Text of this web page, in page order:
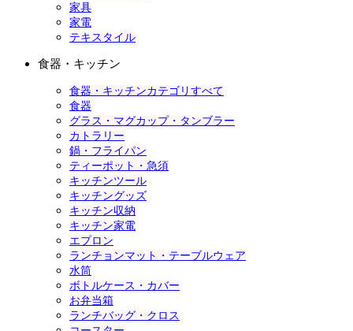
家具
家電
テキスタイル
食器・キッチン
食器・キッチンカテゴリすべて
食器
グラス・マグカップ・タンブラー
カトラリー
鍋・フライパン
ティーポット・急須
キッチンツール
キッチングッズ
キッチン収納
キッチン家電
エプロン
ランチョンマット・テーブルウェア
水筒
ボトルケース・カバー
お弁当箱
ランチバッグ・クロス